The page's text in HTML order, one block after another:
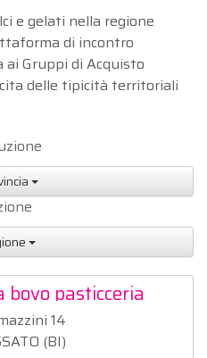
e gelati nella regione
di incontro
Gruppi di Acquisto
delle tipicità territoriali
bovo pasticceria
14
(BI)